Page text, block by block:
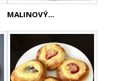
MALINOVÝ...